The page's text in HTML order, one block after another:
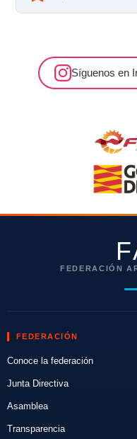
Síguenos en
FEDERACIÓN
FEDERACIÓN
Conoce la federación
Junta Directiva
Asamblea
Transparencia